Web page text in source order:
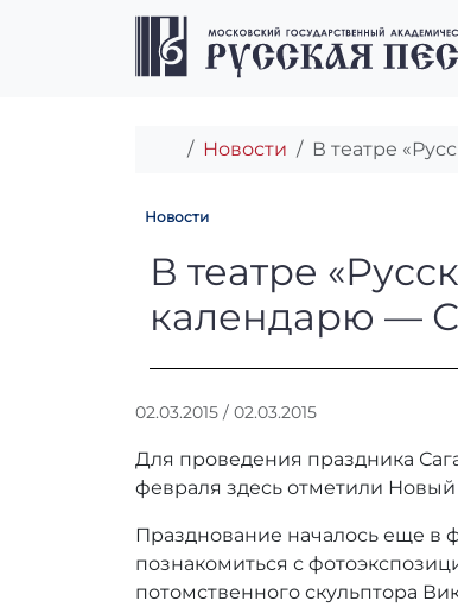
Перейти к содержимому
Перейти к футеру
Главная
Новости В театре
Новости
В театре
В театре
календарю —
02.03.2015 / 02.03.2015
т
о
:
r
r
Для проведения праздника
февраля здесь отметили
Празднование началось еще в
познакомиться с
потомственного скульптора